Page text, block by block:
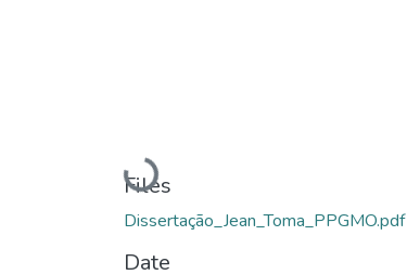
Loading...
Files
Dissertação_Jean_Toma_PPGMO.pdf
Date